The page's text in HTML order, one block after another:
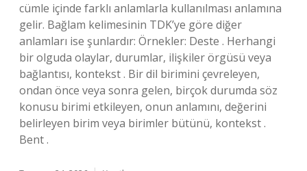
cümle içinde farklı anlamlarla kullanılması anlamına
gelir. Bağlam kelimesinin TDK’ye göre diğer
anlamları ise şunlardır: Örnekler: Deste . Herhangi
bir olguda olaylar, durumlar, ilişkiler örgüsü veya
bağlantısı, kontekst . Bir dil birimini çevreleyen,
ondan önce veya sonra gelen, birçok durumda söz
konusu birimi etkileyen, onun anlamını, değerini
belirleyen birim veya birimler bütünü, kontekst .
Bent .